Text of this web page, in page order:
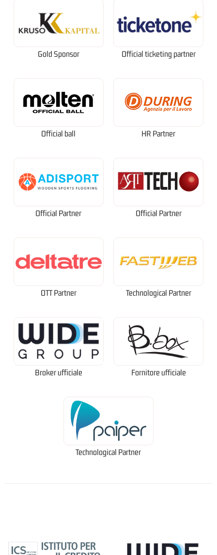
Gold Sponsor Official ticketing partner
Official ball HR Partner
Official Partner Official Partner
OTT Partner Technological Partner
Broker ufficiale Fornitore ufficiale
Technological Partner